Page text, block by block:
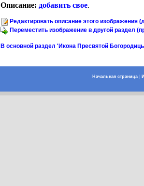
Описание: добавить свое.
Редактировать описание этого
Переместить изображение в другой раздел
В основной раздел 'Икона Пресвятой
Начальная страница